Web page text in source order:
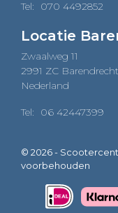
Tel: 070 4492852
Locatie
Zwaalweg 11
2991 ZC Barendrecht
Nederland
Tel: 06 42447399
© 2026 -
voorbehouden